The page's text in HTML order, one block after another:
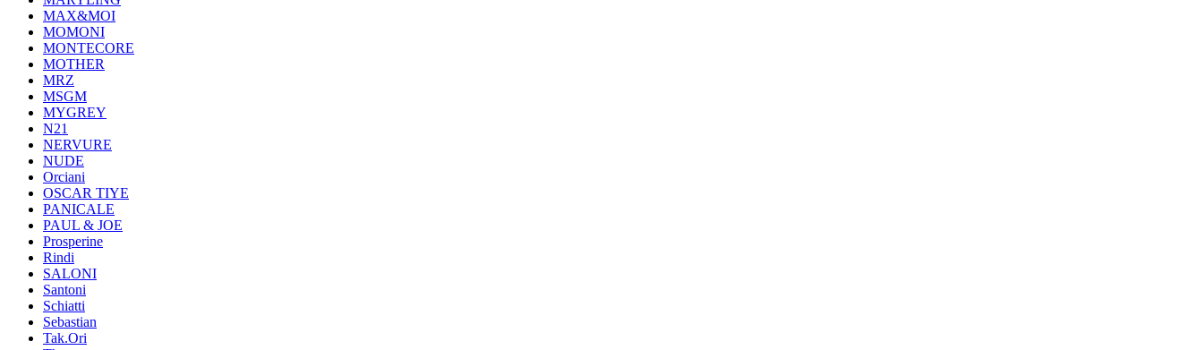
MAX&MOI
MOMONI
MONTECORE
MOTHER
MRZ
MSGM
MYGREY
N21
NERVURE
NUDE
Orciani
OSCAR TIYE
PANICALE
PAUL & JOE
Prosperine
Rindi
SALONI
Santoni
Schiatti
Sebastian
Tak.Ori